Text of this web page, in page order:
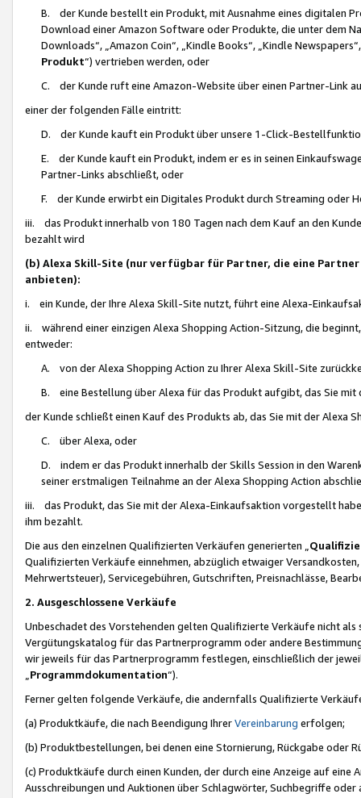
B. der Kunde bestellt ein Produkt, mit Ausnahme eines digitalen
Download einer Amazon Software oder Produkte, die unter dem
Downloads“, „Amazon Coin“, „Kindle Books“, „Kindle
Produkt“) vertrieben werden, oder
C. der Kunde ruft eine Amazon-Website über einen Partner-Link
einer der folgenden Fälle eintritt:
D. der Kunde kauft ein Produkt über unsere 1-Click-
E. der Kunde kauft ein Produkt, indem er es in seinen
Partner-Links abschließt, oder
F. der Kunde erwirbt ein Digitales Produkt durch Streaming oder
iii. das Produkt innerhalb von 180 Tagen nach dem Kauf an den
bezahlt wird
(b) Alexa Skill-Site (nur verfügbar für Partner, die eine
anbieten):
i. ein Kunde, der Ihre Alexa Skill-Site nutzt, führt eine Alexa-
ii. während einer einzigen Alexa Shopping Action-Sitzung, die
entweder:
A. von der Alexa Shopping Action zu Ihrer Alexa Skill-Site
B. eine Bestellung über Alexa für das Produkt aufgibt, das Sie mit
der Kunde schließt einen Kauf des Produkts ab, das Sie mit der Alexa
C. über Alexa, oder
D. indem er das Produkt innerhalb der Skills Session in den
seiner erstmaligen Teilnahme an der Alexa Shopping Action
iii. das Produkt, das Sie mit der Alexa-Einkaufsaktion vorgestellt
ihm bezahlt.
Die aus den einzelnen Qualifizierten Verkäufen generierten „
Qualifizierten Verkäufe einnehmen, abzüglich etwaiger
Mehrwertsteuer), Servicegebühren, Gutschriften, Preisnachlässe,
2. Ausgeschlossene Verkäufe
Unbeschadet des Vorstehenden gelten Qualifizierte Verkäufe nicht
Vergütungskatalog für das Partnerprogramm oder andere
wir jeweils für das Partnerprogramm festlegen, einschließlich der
Programmdokumentation“).
Ferner gelten folgende Verkäufe, die andernfalls Qualifizierte
(a) Produktkäufe, die nach Beendigung IhrerVereinbarung erfolgen;
(b) Produktbestellungen, bei denen eine Stornierung, Rückgabe oder
(c) Produktkäufe durch einen Kunden, der durch eine Anzeige auf
Ausschreibungen und Auktionen über Schlagwörter, Suchbegriffe